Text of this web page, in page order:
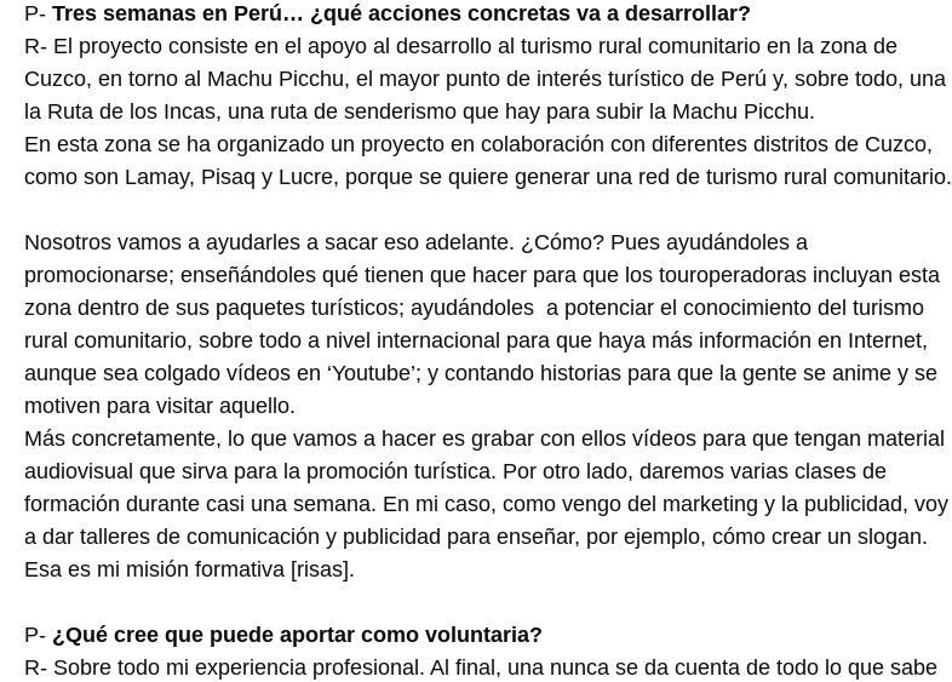
P- Tres semanas en Perú… ¿qué acciones concretas va a desarrollar?
R- El proyecto consiste en el apoyo al desarrollo al turismo rural comunitario en la zona de
Cuzco, en torno al Machu Picchu, el mayor punto de interés turístico de Perú y, sobre todo, una
la Ruta de los Incas, una ruta de senderismo que hay para subir la Machu Picchu.
En esta zona se ha organizado un proyecto en colaboración con diferentes distritos de Cuzco,
como son Lamay, Pisaq y Lucre, porque se quiere generar una red de turismo rural comunitario.
Nosotros vamos a ayudarles a sacar eso adelante. ¿Cómo? Pues ayudándoles a
promocionarse; enseñándoles qué tienen que hacer para que los touroperadoras incluyan esta
zona dentro de sus paquetes turísticos; ayudándoles a potenciar el conocimiento del turismo
rural comunitario, sobre todo a nivel internacional para que haya más información en Internet,
aunque sea colgado vídeos en ‘Youtube’; y contando historias para que la gente se anime y se
motiven para visitar aquello.
Más concretamente, lo que vamos a hacer es grabar con ellos vídeos para que tengan material
audiovisual que sirva para la promoción turística. Por otro lado, daremos varias clases de
formación durante casi una semana. En mi caso, como vengo del marketing y la publicidad, voy
a dar talleres de comunicación y publicidad para enseñar, por ejemplo, cómo crear un slogan.
Esa es mi misión formativa [risas].
P- ¿Qué cree que puede aportar como voluntaria?
R- Sobre todo mi experiencia profesional. Al final, una nunca se da cuenta de todo lo que sabe